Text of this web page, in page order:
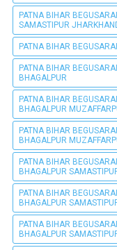
PATNA BIHAR
SAMASTIPUR
PATNA BIHAR
PATNA BIHAR
BHAGALPUR
PATNA BIHAR
BHAGALPUR
PATNA BIHAR
BHAGALPUR
PATNA BIHAR
BHAGALPUR
PATNA BIHAR
BHAGALPUR
PATNA BIHAR
BHAGALPUR